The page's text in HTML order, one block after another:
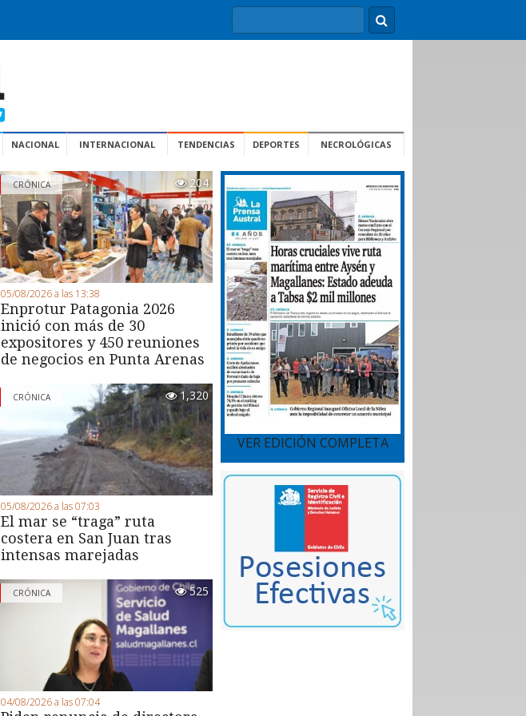
NACIONAL INTERNACIONAL TENDENCIAS DEPORTES NECROLÓGICAS
CRÓNICA 204
05/08/2026 a las 13:38
Enprotur Patagonia 2026
inició con más de 30
expositores y 450 reuniones
de negocios en Punta Arenas
CRÓNICA 1,320
05/08/2026 a las 07:03
El mar se “traga” ruta
costera en San Juan tras
intensas marejadas
CRÓNICA 525
04/08/2026 a las 07:04
VER EDICIÓN COMPLETA